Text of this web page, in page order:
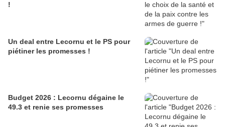
!
Un deal entre Lecornu et le PS pour
piétiner les promesses !
Budget 2026 : Lecornu dégaine le
49.3 et renie ses promesses